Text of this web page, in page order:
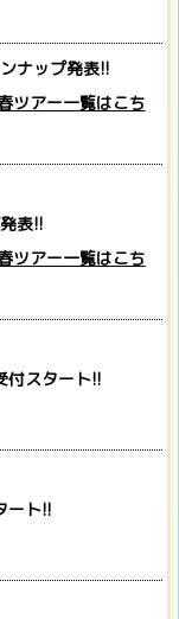
ナップ発表!!
ツアー一覧はこち
表!!
ツアー一覧はこち
付スタート!!
ート!!